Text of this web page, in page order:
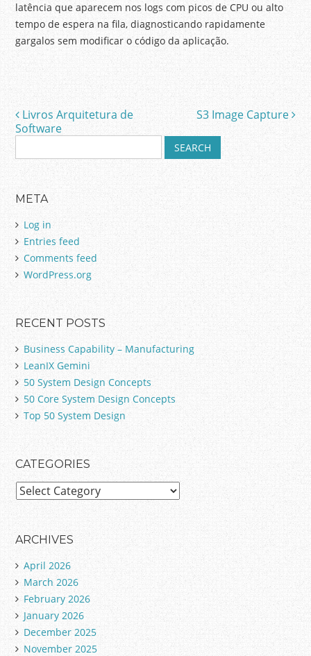
latência que aparecem nos logs com picos de CPU ou alto
tempo de espera na fila, diagnosticando rapidamente
gargalos sem modificar o código da aplicação.
Post navigation
Livros Arquitetura de
Software
S3 Image Capture
e
a
r
c
f
o
r
:
META
Log in
Entries feed
Comments feed
WordPress.org
RECENT POSTS
Business Capability – Manufacturing
LeanIX Gemini
50 System Design Concepts
50 Core System Design Concepts
Top 50 System Design
CATEGORIES
C
t
e
o
r
i
e
s
ARCHIVES
April 2026
March 2026
February 2026
January 2026
December 2025
November 2025